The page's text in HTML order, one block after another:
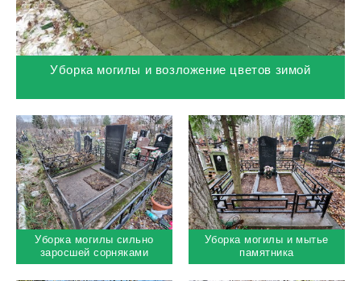
Уборка могилы и возложение цветов зимой
Уборка могилы сильно
заросшей сорняками
Уборка могилы и мытье
памятника